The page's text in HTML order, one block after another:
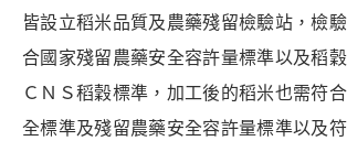
皆設立稻米品質及農藥殘留檢驗站，檢
合國家殘留農藥安全容許量標準以及稻
ＣＮＳ稻穀標準，加工後的稻米也需符
全標準及殘留農藥安全容許量標準以及